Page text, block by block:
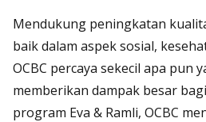
Mendukung peningkatan
baik dalam aspek sosial,
OCBC percaya sekecil apa pun
memberikan dampak besar
program Eva & Ramli, OCBC